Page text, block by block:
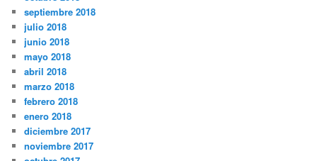
septiembre 2018
julio 2018
junio 2018
mayo 2018
abril 2018
marzo 2018
febrero 2018
enero 2018
diciembre 2017
noviembre 2017